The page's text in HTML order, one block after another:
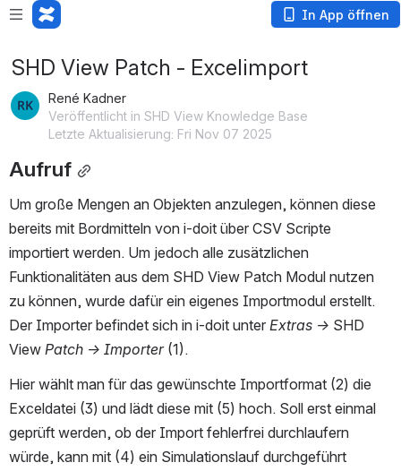
In App öffnen
SHD View Patch - Excelimport
René Kadner
Veröffentlicht in SHD View Knowledge Base
Letzte Aktualisierung: Fri Nov 07 2025
Aufruf
Um große Mengen an Objekten anzulegen, können diese
bereits mit Bordmitteln von i-doit über CSV Scripte
importiert werden. Um jedoch alle zusätzlichen
Funktionalitäten aus dem SHD View Patch Modul nutzen
zu können, wurde dafür ein eigenes Importmodul erstellt.
Der Importer befindet sich in i-doit unter Extras → SHD
View Patch → Importer (1).
Hier wählt man für das gewünschte Importformat (2) die
Exceldatei (3) und lädt diese mit (5) hoch. Soll erst einmal
geprüft werden, ob der Import fehlerfrei durchlaufern
würde, kann mit (4) ein Simulationslauf durchgeführt